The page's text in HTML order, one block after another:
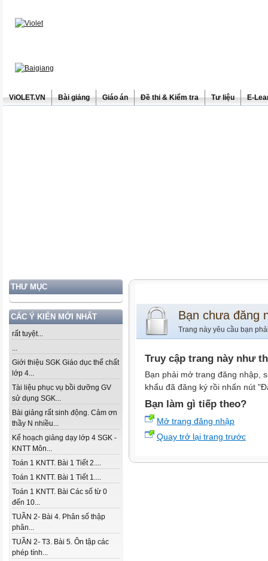
ViOLET.VN Bài giảng Giáo án Đề thi & Kiểm tra Tư liệu E-
THƯ MỤC
CÁC Ý KIẾN MỚI NHẤT
rất tuyệt...
...
Giới thiệu SGK Giáo dục thể chất
lớp 4...
Tài liệu phục vụ bồi dưỡng GV
sử dụng SGK...
Bài giảng rất sinh động. Cảm ơn
thầy N nhiều...
Kế hoạch giảng dạy lớp 4 SGK -
KNTT Môn...
Toán 1 KNTT. Bài 1 Tiết 2....
Toán 1 KNTT. Bài 1 Tiết 1....
Toán 1 KNTT. Bài Các số từ 0
đến 10...
TUẦN 2- Bài 4. Phân số thập
phân...
TUẦN 2- T3. Bài 5. Ôn tập các
phép tính...
Bạn chưa đăng
Trang này yêu cầu bạn
Truy cập trang này như
Bạn phải mở trang đăng nhập,
khẩu đã đăng ký rồi nhấn nút
Bạn làm gì tiếp theo?
Mở trang đăng nhập
Quay trở lại trang trước